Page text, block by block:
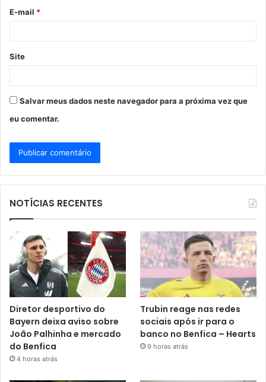
*
E-mail *
Site
Salvar meus dados neste navegador para a próxima vez que
eu comentar.
NOTÍCIAS RECENTES
Diretor desportivo do
Bayern deixa aviso sobre
João Palhinha e mercado
do Benfica
4 horas atrás
Trubin reage nas redes
sociais após ir para o
banco no Benfica – Hearts
9 horas atrás